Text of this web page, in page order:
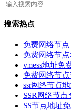
搜索热点
免费网络节点
免费网络节
vmess地址免
免费网络节
ssr网络节点
SSR网络节点
SS节点地址